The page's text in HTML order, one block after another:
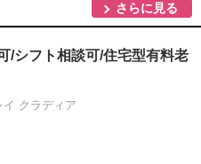
さらに見る
/シフト相談可/住宅型有料老
クラディア